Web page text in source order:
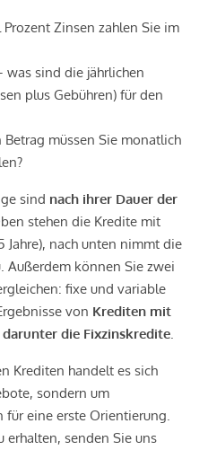
Prozent Zinsen zahlen Sie im
was sind die jährlichen
plus Gebühren) für den
Betrag müssen Sie monatlich
sind nach ihrer Dauer der
stehen die Kredite mit
Jahre), nach unten nimmt die
Außerdem können Sie zwei
fixe und variable
von Krediten mit
die Fixzinskredite
Krediten handelt es sich
sondern um
eine erste Orientierung.
erhalten, senden Sie uns